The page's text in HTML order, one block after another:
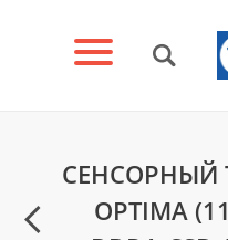
СЕНСОРНЫЙ
OPTIMA